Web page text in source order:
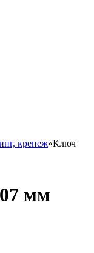
крепеж»Ключ
мм